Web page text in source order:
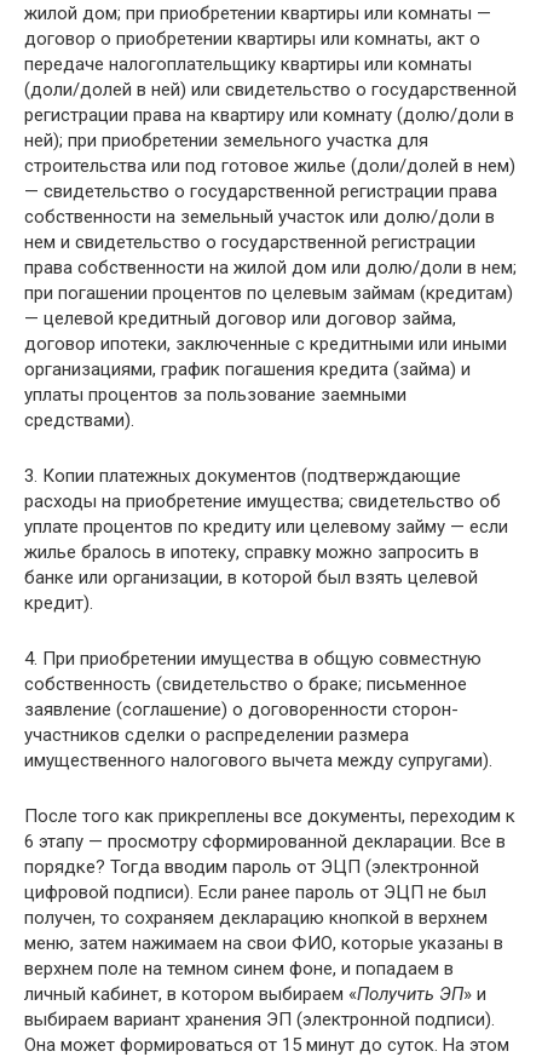
жилой дом; при приобретении квартиры или комнаты —
договор о приобретении квартиры или комнаты, акт о
передаче налогоплательщику квартиры или комнаты
(доли/долей в ней) или свидетельство о государственной
регистрации права на квартиру или комнату (долю/доли в
ней); при приобретении земельного участка для
строительства или под готовое жилье (доли/долей в нем)
— свидетельство о государственной регистрации права
собственности на земельный участок или долю/доли в
нем и свидетельство о государственной регистрации
права собственности на жилой дом или долю/доли в нем;
при погашении процентов по целевым займам (кредитам)
— целевой кредитный договор или договор займа,
договор ипотеки, заключенные с кредитными или иными
организациями, график погашения кредита (займа) и
уплаты процентов за пользование заемными
средствами).
3. Копии платежных документов (подтверждающие
расходы на приобретение имущества; свидетельство об
уплате процентов по кредиту или целевому займу — если
жилье бралось в ипотеку, справку можно запросить в
банке или организации, в которой был взять целевой
кредит).
4. При приобретении имущества в общую совместную
собственность (свидетельство о браке; письменное
заявление (соглашение) о договоренности сторон-
участников сделки о распределении размера
имущественного налогового вычета между супругами).
После того как прикреплены все документы, переходим к
6 этапу — просмотру сформированной декларации. Все в
порядке? Тогда вводим пароль от ЭЦП (электронной
цифровой подписи). Если ранее пароль от ЭЦП не был
получен, то сохраняем декларацию кнопкой в верхнем
меню, затем нажимаем на свои ФИО, которые указаны в
верхнем поле на темном синем фоне, и попадаем в
личный кабинет, в котором выбираем «Получить ЭП» и
выбираем вариант хранения ЭП (электронной подписи).
Она может формироваться от 15 минут до суток. На этом